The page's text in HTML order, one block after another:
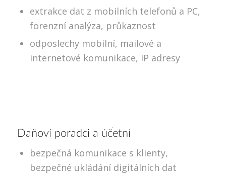
extrakce dat z mobilních telefonů a PC,
forenzní analýza, průkaznost
odposlechy mobilní, mailové a
internetové komunikace, IP adresy
Daňoví poradci a účetní
bezpečná komunikace s klienty,
bezpečné ukládání digitálních dat